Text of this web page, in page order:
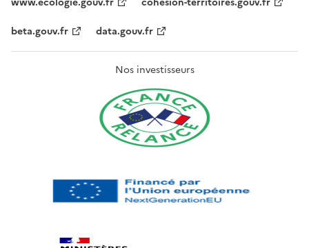
beta.gouv.fr
data.gouv.fr
Nos investisseurs